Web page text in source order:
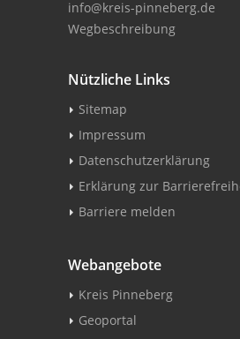
info@kreis-pinneberg.de
Wegbeschreibung
Nützliche Links
Sitemap
Impressum
Datenschutzerklärung
Erklärung zur
Barriere melden
Webangebote
Kreis Pinneberg
Geoportal